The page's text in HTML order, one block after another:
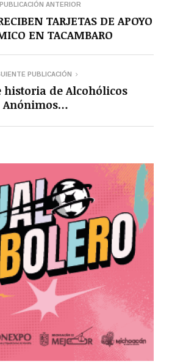
PUBLICACIÓN ANTERIOR
TARJETAS DE APOYO
EN TACAMBARO
PUBLICACIÓN
historia de Alcohólicos
Anónimos…